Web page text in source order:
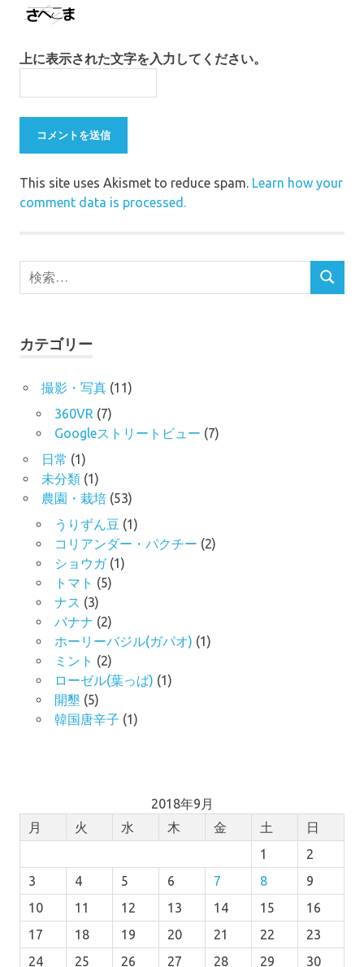
上に表示された文字を入力してください。
This site uses Akismet to reduce spam. Learn how your
comment data is processed.
検
検
カテゴリー
撮影・写真(11)
360VR (7)
Googleストリートビュー (7)
日常 (1)
未分類(1)
農園・栽培(53)
うりずん豆 (1)
コリアンダー・パクチー (2)
ショウガ(1)
トマト (5)
ナス (3)
バナナ (2)
ホーリーバジル(ガパオ) (1)
ミント (2)
ローゼル(葉っぱ) (1)
開墾 (5)
韓国唐辛子 (1)
2018年9月
月
火 水 木 金 土
日
1
2
3
4 5 6 7 8
9
10
11 12 13 14 15
16
17
18 19 20 21 22
23
24
25 26 27 28 29 30